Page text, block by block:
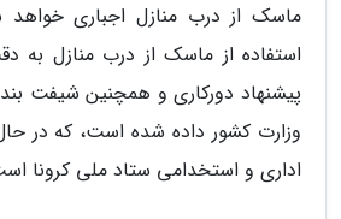
ماسک از درب منازل اجباری خواهد
استفاده از ماسک از درب منازل به
پیشنهاد دورکاری و همچنین شیفت
وزارت کشور داده شده است، که در حال
اداری و استخدامی ستاد ملی کرونا